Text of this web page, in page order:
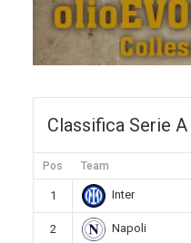
Classifica Serie A
Pos Team
1 Inter
2 Napoli